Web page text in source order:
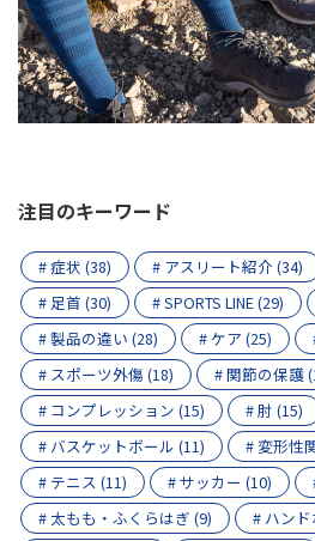
注目のキーワード
# 症状 (38) # アスリート紹介 (34)
# 足首 (30)
# SPORTS LINE (29)
# 製品の違い (28)
# ケア (25)
# スポーツ外傷 (18)
# 関節の保護
# コンプレッション (15)
# 肘 (15)
# バスケットボール (11)
# 変形性
# テニス (11)
# サッカー (10)
# 太もも・ふくらはぎ (9)
# ハン